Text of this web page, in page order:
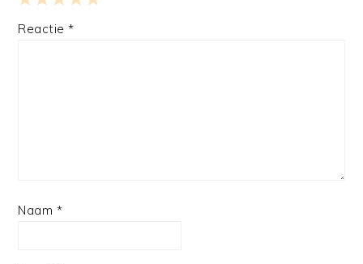
4
3
2
1
Reactie*
Naam *